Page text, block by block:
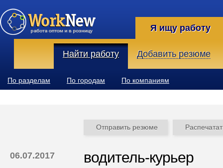
Я ищу работу
Найти работу Добавить резюме
По разделам По городам По компаниям
Отправить резюме
06.07.2017 водитель-курьер